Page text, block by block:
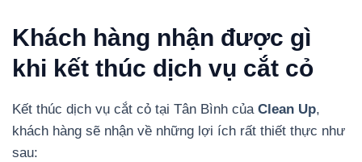
Khách hàng nhận được gì
khi kết thúc dịch vụ cắt cỏ
Kết thúc dịch vụ cắt cỏ tại Tân Bình của Clean Up,
khách hàng sẽ nhận về những lợi ích rất thiết thực như
sau: